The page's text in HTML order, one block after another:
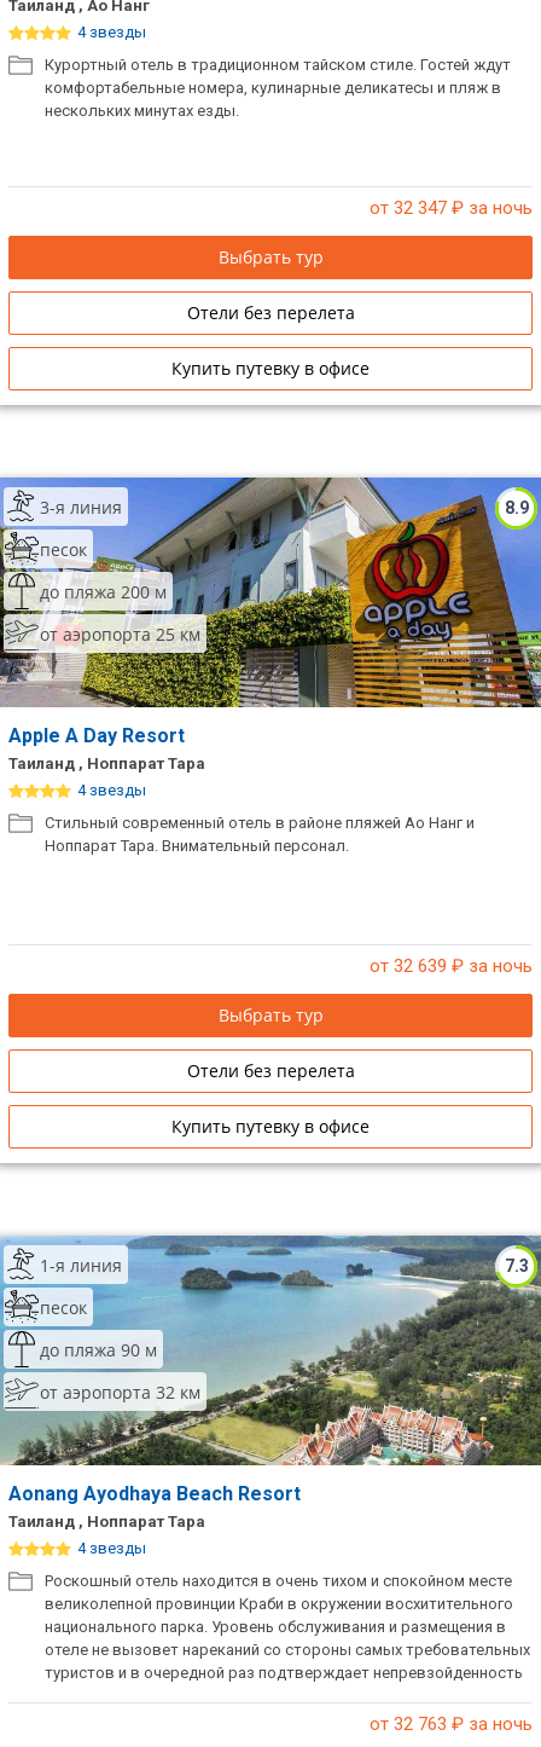
Таиланд , Ао Нанг
4 звезды
Курортный отель в традиционном тайском стиле. Гостей ждут
комфортабельные номера, кулинарные деликатесы и пляж в
нескольких минутах езды.
от 32 347 ₽ за ночь
Выбрать тур
Отели без перелета
Купить путевку в офисе
8.9
3-я линия
песок
до пляжа 200 м
от аэропорта 25 км
Apple A Day Resort
Таиланд , Ноппарат Тара
4 звезды
Стильный современный отель в районе пляжей Ао Нанг и
Ноппарат Тара. Внимательный персонал.
от 32 639 ₽ за ночь
Выбрать тур
Отели без перелета
Купить путевку в офисе
7.3
1-я линия
песок
до пляжа 90 м
от аэропорта 32 км
Aonang Ayodhaya Beach Resort
Таиланд , Ноппарат Тара
4 звезды
Роскошный отель находится в очень тихом и спокойном месте
великолепной провинции Краби в окружении восхитительного
национального парка. Уровень обслуживания и размещения в
отеле не вызовет нареканий со стороны самых требовательных
туристов и в очередной раз подтверждает непревзойденность
от 32 763 ₽ за ночь